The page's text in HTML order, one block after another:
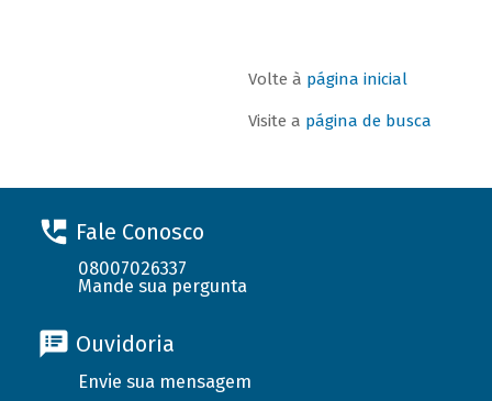
Volte à página inicial
Visite a página de busca
Fale Conosco
08007026337
Mande sua pergunta
Ouvidoria
Envie sua mensagem